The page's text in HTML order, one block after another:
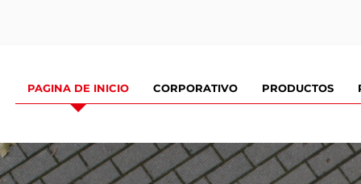
PAGINA DE INICIO CORPORATIVO PRODUCTOS